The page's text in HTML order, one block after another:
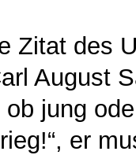
Zitat des
August
jung
er